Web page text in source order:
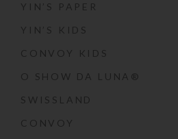
YIN’S PAPER
YIN’S KIDS
CONVOY KIDS
O SHOW DA LUNA®
SWISSLAND
CONVOY